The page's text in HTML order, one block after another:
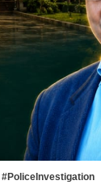
#PoliceInvestigation